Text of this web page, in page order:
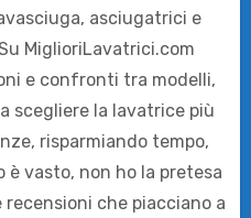
asciugatrici e
MiglioriLavatrici.com
e confronti tra modelli,
scegliere la lavatrice più
risparmiando tempo,
è vasto, non ho la pretesa
che piacciano a